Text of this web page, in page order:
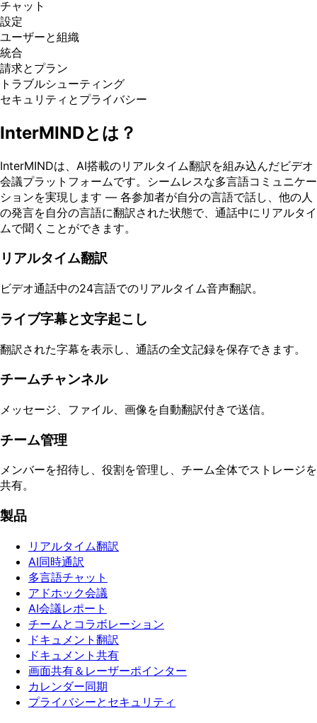
チャット
設定
ユーザーと組織
統合
請求とプラン
トラブルシューティング
セキュリティとプライバシー
InterMINDとは？
InterMINDは、AI搭載のリアルタイム翻訳を組み込んだビデオ
会議プラットフォームです。シームレスな多言語コミュニケー
ションを実現します — 各参加者が自分の言語で話し、他の人
の発言を自分の言語に翻訳された状態で、通話中にリアルタイ
ムで聞くことができます。
リアルタイム翻訳
ビデオ通話中の24言語でのリアルタイム音声翻訳。
ライブ字幕と文字起こし
翻訳された字幕を表示し、通話の全文記録を保存できます。
チームチャンネル
メッセージ、ファイル、画像を自動翻訳付きで送信。
チーム管理
メンバーを招待し、役割を管理し、チーム全体でストレージを
共有。
製品
リアルタイム翻訳
AI同時通訳
多言語チャット
アドホック会議
AI会議レポート
チームとコラボレーション
ドキュメント翻訳
ドキュメント共有
画面共有＆レーザーポインター
カレンダー同期
プライバシーとセキュリティ